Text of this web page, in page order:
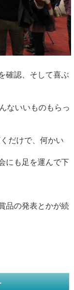
確認、そして喜ぶ
ないいものもらっ
だけで、何かい
にも足を運んで下
品の発表とかが続